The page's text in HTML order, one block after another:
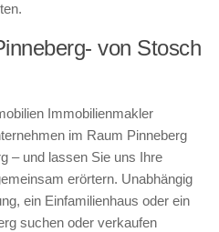
von Stosch
Immobilienmakler
im Raum Pinneberg
– und lassen Sie uns Ihre
erörtern. Unabhängig
ein Einfamilienhaus oder ein
suchen oder verkaufen